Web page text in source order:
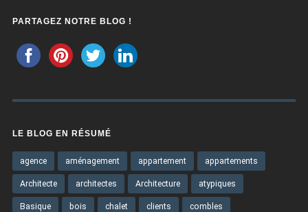
PARTAGEZ NOTRE BLOG !
LE BLOG EN RÉSUMÉ
agence aménagement appartement appartements
Architecte architectes Architecture atypiques
Basique bois chalet clients combles